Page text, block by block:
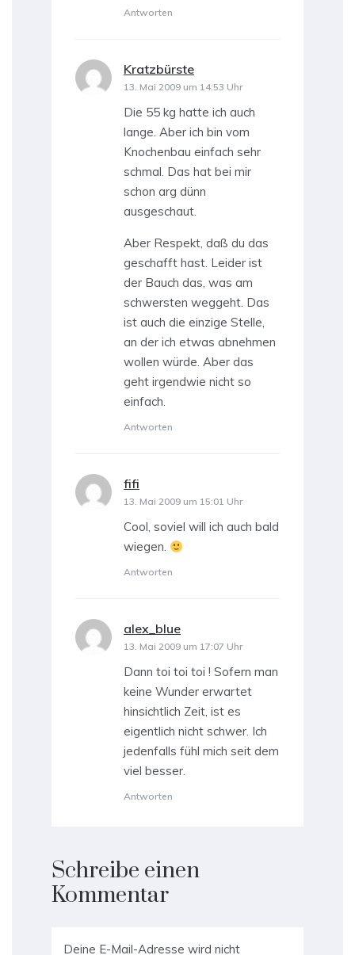
Antworten
Kratzbürste
13. Mai 2009 um 14:53 Uhr
Die 55 kg hatte ich auch
lange. Aber ich bin vom
Knochenbau einfach sehr
schmal. Das hat bei mir
schon arg dünn
ausgeschaut.
Aber Respekt, daß du das
geschafft hast. Leider ist
der Bauch das, was am
schwersten weggeht. Das
ist auch die einzige Stelle,
an der ich etwas abnehmen
wollen würde. Aber das
geht irgendwie nicht so
einfach.
Antworten
fifi
13. Mai 2009 um 15:01 Uhr
Cool, soviel will ich auch bald
wiegen.
Antworten
alex_blue
13. Mai 2009 um 17:07 Uhr
Dann toi toi toi ! Sofern man
keine Wunder erwartet
hinsichtlich Zeit, ist es
eigentlich nicht schwer. Ich
jedenfalls fühl mich seit dem
viel besser.
Antworten
Schreibe einen
Kommentar
Deine E-Mail-Adresse wird nicht